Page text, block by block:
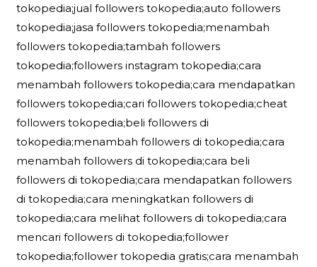
tokopedia;jual followers tokopedia;auto followers
tokopedia;jasa followers tokopedia;menambah
followers tokopedia;tambah followers
tokopedia;followers instagram tokopedia;cara
menambah followers tokopedia;cara mendapatkan
followers tokopedia;cari followers tokopedia;cheat
followers tokopedia;beli followers di
tokopedia;menambah followers di tokopedia;cara
menambah followers di tokopedia;cara beli
followers di tokopedia;cara mendapatkan followers
di tokopedia;cara meningkatkan followers di
tokopedia;cara melihat followers di tokopedia;cara
mencari followers di tokopedia;follower
tokopedia;follower tokopedia gratis;cara menambah